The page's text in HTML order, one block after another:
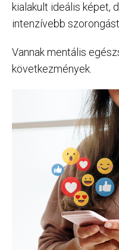
kialakult ideális képet,
intenzívebb szorongást
Vannak mentális
következmények.